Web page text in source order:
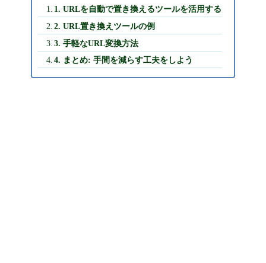
1. URLを自動で置き換えるツールを活用する
2. URL置き換えツールの例
3. 手軽なURL変換方法
4. まとめ: 手間を減らす工夫をしよう